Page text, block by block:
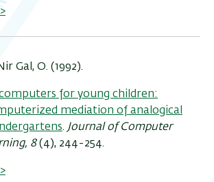
Gal, O. (1992).
for young children:
mediation of analogical
. Journal of Computer
8(4), 244-254.
פרטים